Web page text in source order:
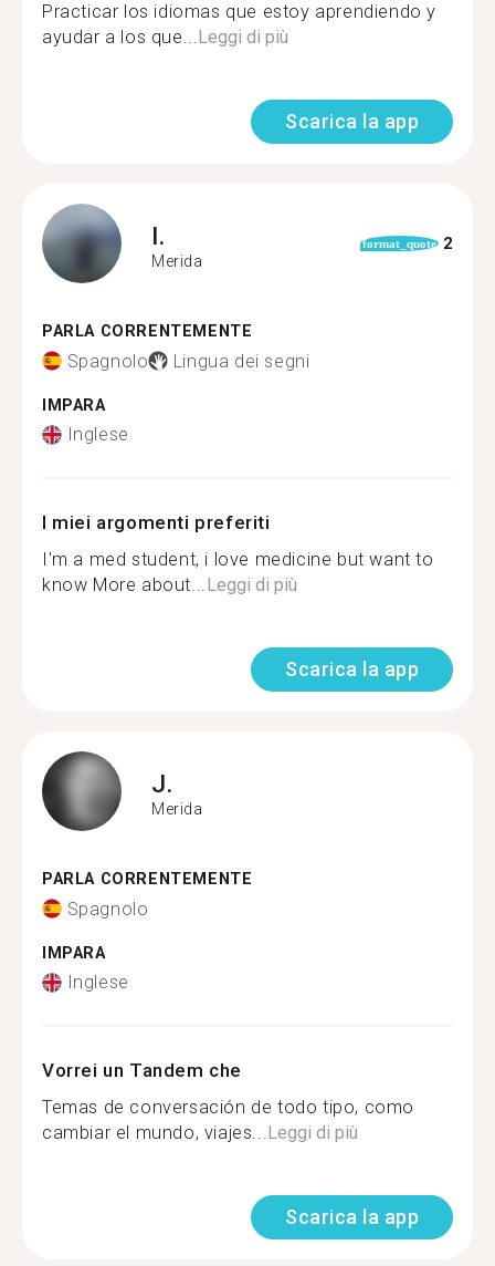
Practicar los idiomas que estoy aprendiendo y
ayudar a los que...Leggi di più
Scarica la app
I.
Merida
format_quote 2
PARLA CORRENTEMENTE
Spagnolo Lingua dei segni
IMPARA
Inglese
I miei argomenti preferiti
I'm a med student, i love medicine but want to
know More about...Leggi di più
Scarica la app
J.
Merida
PARLA CORRENTEMENTE
Spagnolo
IMPARA
Inglese
Vorrei un Tandem che
Temas de conversación de todo tipo, como
cambiar el mundo, viajes...Leggi di più
Scarica la app